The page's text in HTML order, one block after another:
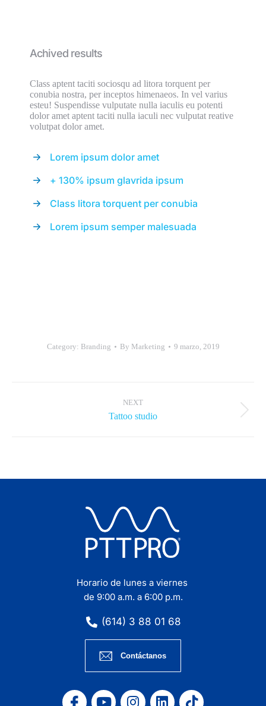
Achived results
Class aptent taciti sociosqu ad litora torquent per
conubia nostra, per inceptos himenaeos. In vel varius
esteu! Suspendisse vulputate nulla iaculis eu potenti
dolor amet aptent taciti nulla iaculi nec vulputat reative
volutpat dolor amet.
Lorem ipsum dolor amet
+ 130% ipsum glavrida ipsum
Class litora torquent per conubia
Lorem ipsum semper malesuada
Category: Branding By Marketing 9 marzo, 2019
NEXT
Tattoo studio
Horario de lunes a viernes
de 9:00 a.m. a 6:00 p.m.
(614) 3 88 01 68
Contáctanos